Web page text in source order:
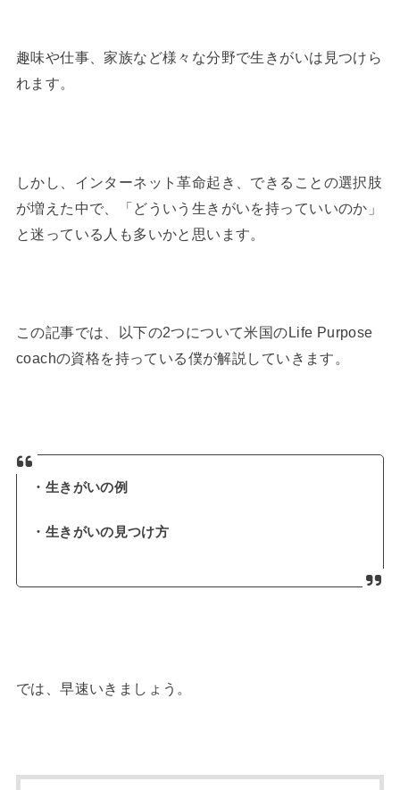
趣味や仕事、家族など様々な分野で生きがいは見つけら
れます。
しかし、インターネット革命起き、できることの選択肢
が増えた中で、「どういう生きがいを持っていいのか」
と迷っている人も多いかと思います。
この記事では、以下の2つについて米国のLife Purpose
coachの資格を持っている僕が解説していきます。
・生きがいの例
・生きがいの見つけ方
では、早速いきましょう。